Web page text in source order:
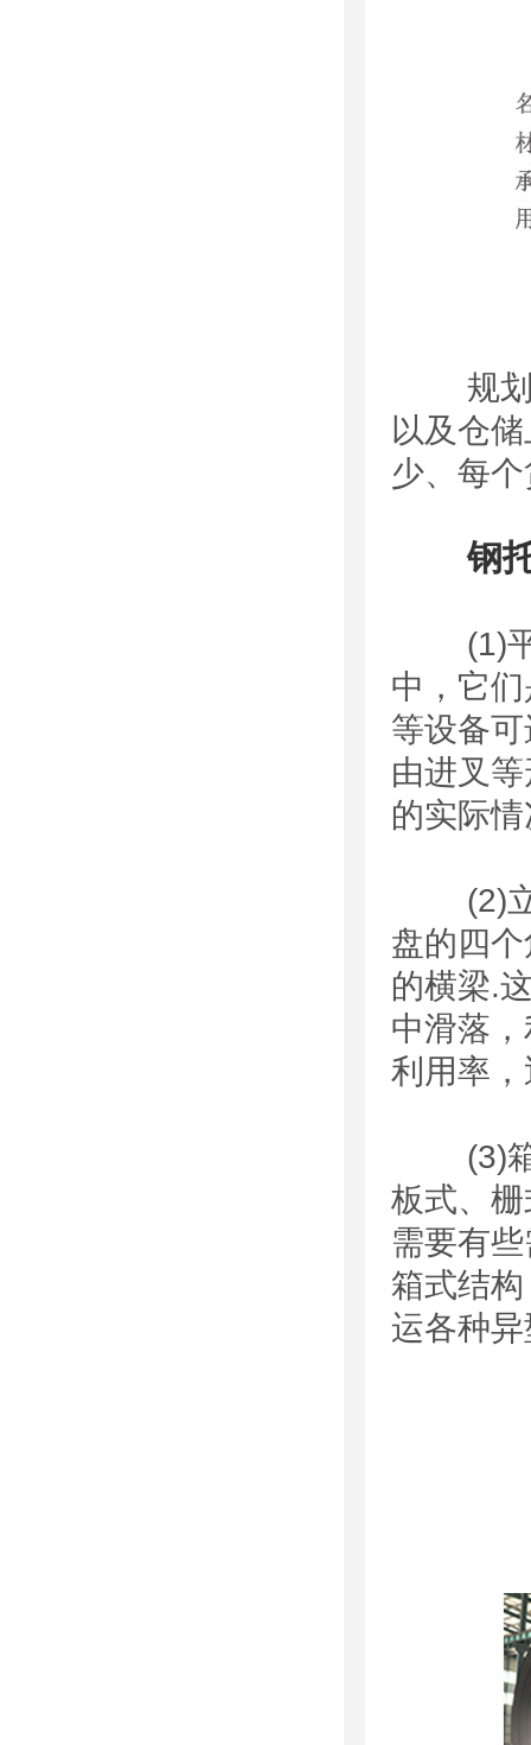
规划钢
以及仓
少、每
钢
(1)平
中，它
等设备
由进叉
的实际
(2)立
盘的四
的横梁.
中滑落
利用率
(3)箱
板式、
需要有
箱式结
运各种